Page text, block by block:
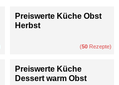
Preiswerte Küche Obst
Herbst
(50 Rezepte)
Preiswerte Küche
Dessert warm Obst